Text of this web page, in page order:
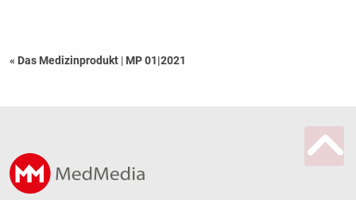
« Das Medizinprodukt | MP 01|2021